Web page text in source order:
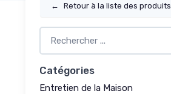
← Retour à la liste des produits
Catégories
Entretien de la Maison